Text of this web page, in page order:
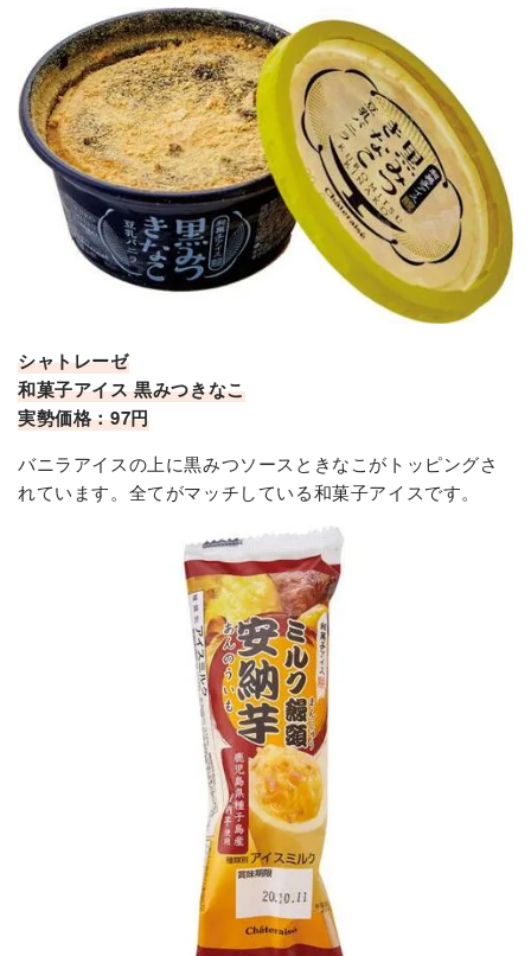
シャトレーゼ
和菓子アイス 黒みつきなこ
実勢価格：97円
バニラアイスの上に黒みつソースときなこがトッピングさ
れています。全てがマッチしている和菓子アイスです。